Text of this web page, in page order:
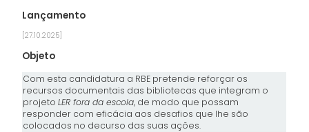
Lançamento
[27.10.2025]
Objeto
Com esta candidatura a RBE pretende reforçar os
recursos documentais das bibliotecas que integram o
projetoLER fora da escola, de modo que possam
responder com eficácia aos desafios que lhe são
colocados no decurso das suas ações.